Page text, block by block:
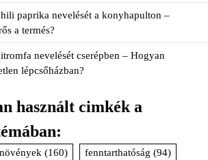
paprika nevelését a konyhapulton –
a termés?
nevelését cserépben – Hogyan
lépcsőházban?
használt cimkék a
(160) fenntarthatóság (94)